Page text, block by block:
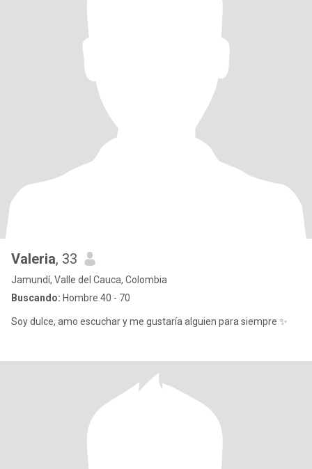
Valeria, 33
Jamundí, Valle del Cauca, Colombia
Buscando: Hombre 40 - 70
Soy dulce, amo escuchar y me gustaría alguien para siempre ✨